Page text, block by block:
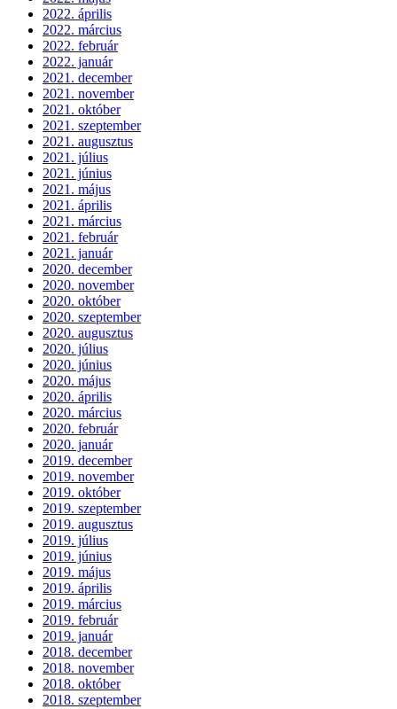
2022. április
2022. március
2022. február
2022. január
2021. december
2021. november
2021. október
2021. szeptember
2021. augusztus
2021. július
2021. június
2021. május
2021. április
2021. március
2021. február
2021. január
2020. december
2020. november
2020. október
2020. szeptember
2020. augusztus
2020. július
2020. június
2020. május
2020. április
2020. március
2020. február
2020. január
2019. december
2019. november
2019. október
2019. szeptember
2019. augusztus
2019. július
2019. június
2019. május
2019. április
2019. március
2019. február
2019. január
2018. december
2018. november
2018. október
2018. szeptember